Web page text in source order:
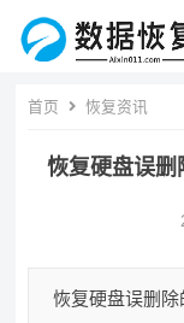
首页 恢复资讯
恢复硬盘误
恢复硬盘误删